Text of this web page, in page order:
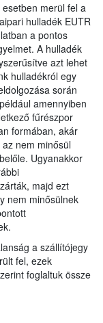
merül fel a
hulladék EUTR
a pontos
A hulladék
azt lehet
hulladékról egy
során
amennyiben
fűrészpor
formában, akár
nem minősül
Ugyanakkor
majd ezt
nem minősülnek
a szállítójegy
fel, ezek
foglaltuk össze